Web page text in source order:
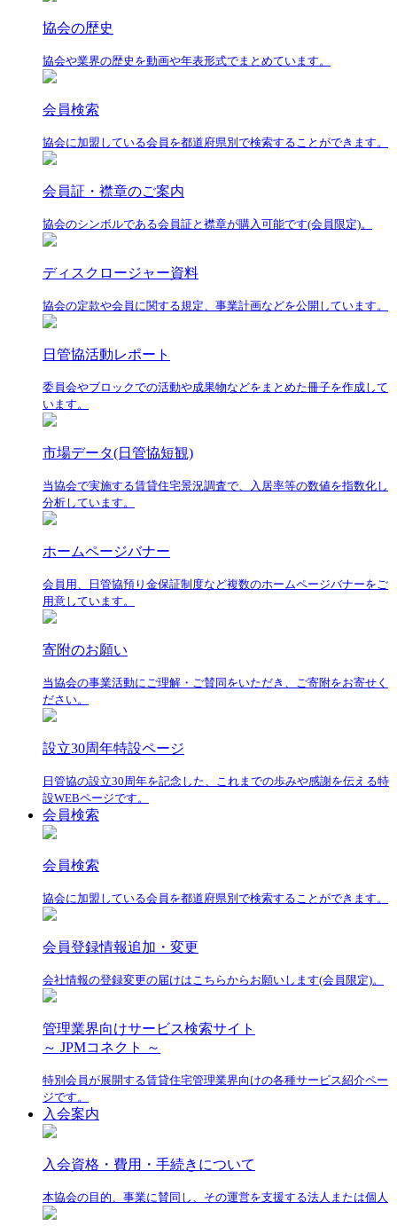
協会の歴史
協会や業界の歴史を動画や年表形式でまとめています。
会員検索
協会に加盟している会員を都道府県別で検索することができます。
会員証・襟章のご案内
協会のシンボルである会員証と襟章が購入可能です(会員限定)。
ディスクロージャー資料
協会の定款や会員に関する規定、事業計画などを公開しています。
日管協活動レポート
委員会やブロックでの活動や成果物などをまとめた冊子を作成して
います。
市場データ(日管協短観)
当協会で実施する賃貸住宅景況調査で、入居率等の数値を指数化し
分析しています。
ホームページバナー
会員用、日管協預り金保証制度など複数のホームページバナーをご
用意しています。
寄附のお願い
当協会の事業活動にご理解・ご賛同をいただき、ご寄附をお寄せく
ださい。
設立30周年特設ページ
日管協の設立30周年を記念した、これまでの歩みや感謝を伝える特
設WEBページです。
会員検索
会員検索
協会に加盟している会員を都道府県別で検索することができます。
会員登録情報追加・変更
会社情報の登録変更の届けはこちらからお願いします(会員限定)。
管理業界向けサービス検索サイト
～ JPMコネクト ～
特別会員が展開する賃貸住宅管理業界向けの各種サービス紹介ペー
ジです。
入会案内
入会資格・費用・手続きについて
本協会の目的、事業に賛同し、その運営を支援する法人または個人